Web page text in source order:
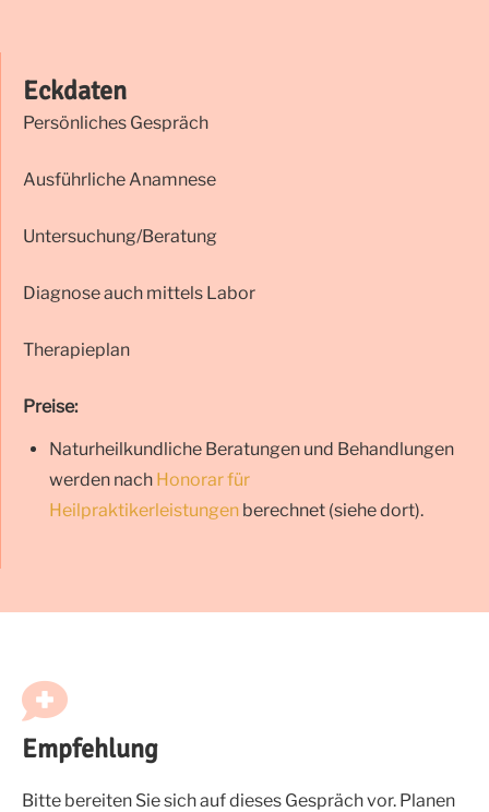
Eckdaten
Persönliches Gespräch
Ausführliche Anamnese
Untersuchung/Beratung
Diagnose auch mittels Labor
Therapieplan
Preise:
Naturheilkundliche Beratungen und Behandlungen
werden nach Honorar für
Heilpraktikerleistungen berechnet (siehe dort).
Empfehlung
Bitte bereiten Sie sich auf dieses Gespräch vor. Planen